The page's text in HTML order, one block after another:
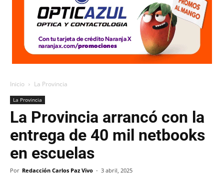
Inicio La Provincia
La Provincia
La Provincia arrancó con la
entrega de 40 mil netbooks
en escuelas
Por Redacción Carlos Paz Vivo - 3 abril, 2025